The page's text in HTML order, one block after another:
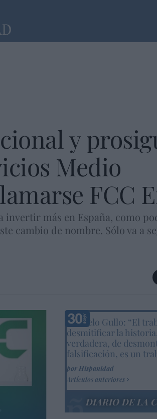
y
Medio
FCC
invertir más en España, como
cambio de nombre. Sólo va a
Marcelo Gullo: “El
desmitificar la
verdadera, de
falsificación, es un
por Hispanidad
Artículos anteriores
DIARIO DE LA